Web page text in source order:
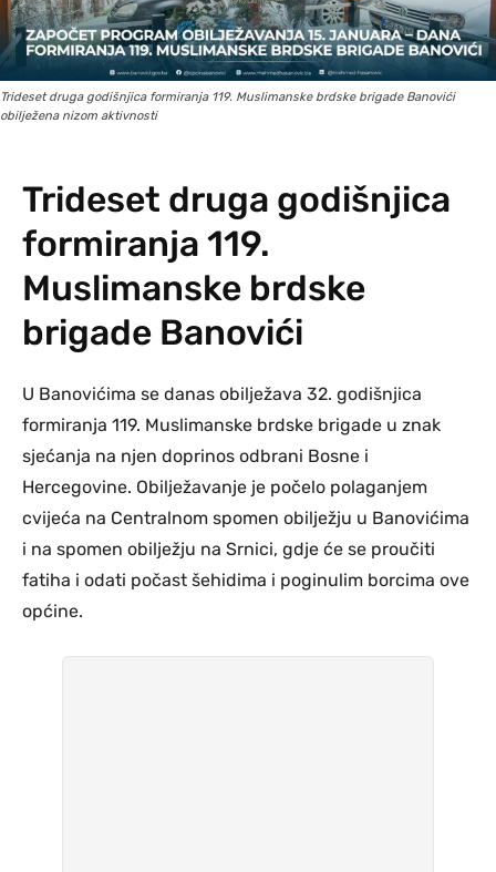
Trideset druga godišnjica formiranja 119. Muslimanske brdske brigade Banovići
obilježena nizom aktivnosti
Trideset druga godišnjica
formiranja 119.
Muslimanske brdske
brigade Banovići
U Banovićima se danas obilježava 32. godišnjica
formiranja 119. Muslimanske brdske brigade u znak
sjećanja na njen doprinos odbrani Bosne i
Hercegovine. Obilježavanje je počelo polaganjem
cvijeća na Centralnom spomen obilježju u Banovićima
i na spomen obilježju na Srnici, gdje će se proučiti
fatiha i odati počast šehidima i poginulim borcima ove
općine.